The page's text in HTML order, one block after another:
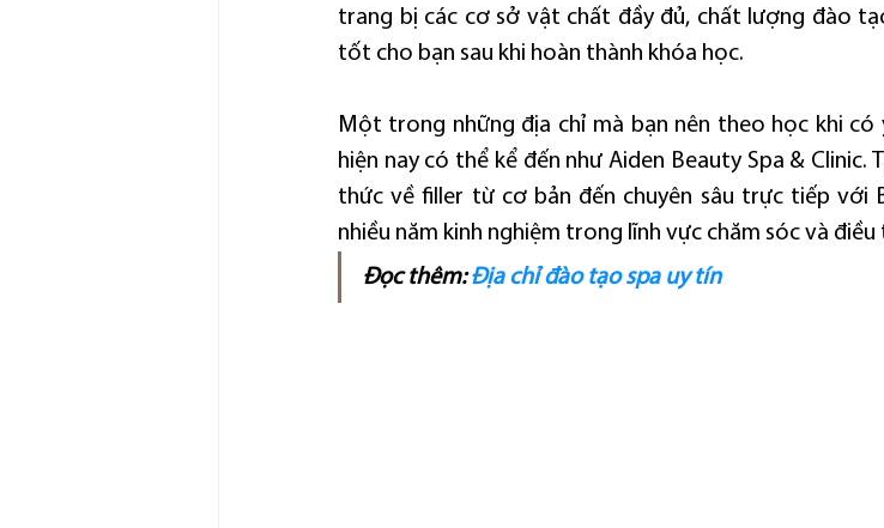
trang bị các cơ sở vật chất đầy đủ, chất lượng đào
tốt cho bạn sau khi hoàn thành khóa học.
Một trong những địa chỉ mà bạn nên theo học khi có
hiện nay có thể kể đến như Aiden Beauty Spa & Clinic.
thức về filler từ cơ bản đến chuyên sâu trực tiếp với
nhiều năm kinh nghiệm trong lĩnh vực chăm sóc và điều
Đọc thêm: Địa chỉ đào tạo spa uy tín